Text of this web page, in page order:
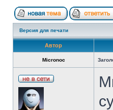
Версия для печати
Автор
Micronoc